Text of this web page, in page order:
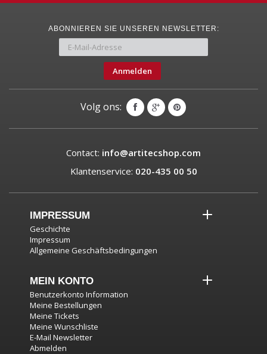
ABONNIEREN SIE UNSEREN NEWSLETTER:
Anmelden
Volg ons:
Contact: info@artitecshop.com
Klantenservice: 020-435 00 50
IMPRESSUM
Geschichte
Impressum
Allgemeine Geschäftsbedingungen
MEIN KONTO
Benutzerkonto Information
Meine Bestellungen
Meine Tickets
Meine Wunschliste
E-Mail Newsletter
Abmelden